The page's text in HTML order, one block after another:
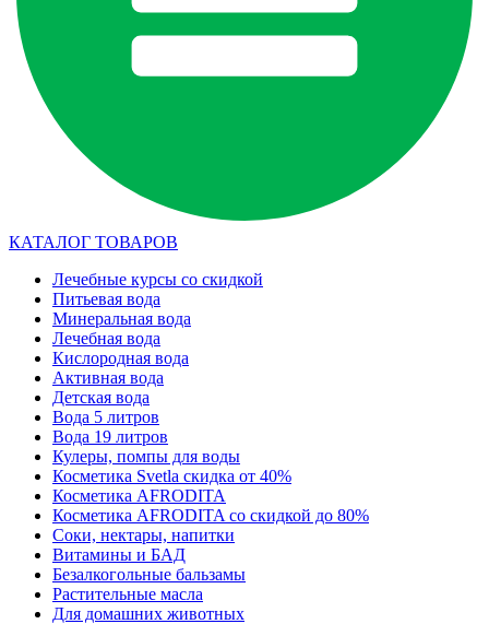
КАТАЛОГ ТОВАРОВ
Лечебные курсы со скидкой
Питьевая вода
Минеральная вода
Лечебная вода
Кислородная вода
Активная вода
Детская вода
Вода 5 литров
Вода 19 литров
Кулеры, помпы для воды
Косметика Svetla скидка от 40%
Косметика AFRODITA
Косметика AFRODITA со скидкой до 80%
Соки, нектары, напитки
Витамины и БАД
Безалкогольные бальзамы
Растительные масла
Для домашних животных